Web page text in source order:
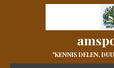
"KENNIS DELEN,